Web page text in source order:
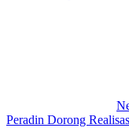
Peradin Dorong